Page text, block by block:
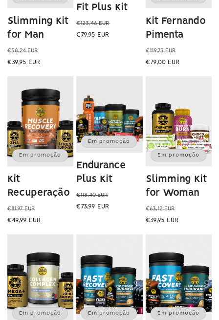
Slimming Kit
for Man
Preço
normal
€58,24 EUR
€39,95 EUR
Fit Plus Kit
Preço
normal
€123,46 EUR
€79,95 EUR
Kit Fernando
Pimenta
Preço
normal
€119,73 EUR
€79,00 EUR
Em promoção
Kit
Recuperação
Preço
normal
€81,97 EUR
€49,99 EUR
Em promoção
Endurance
Plus Kit
Preço
normal
€118,40 EUR
€73,99 EUR
Em promoção
Slimming Kit
for Woman
Preço
normal
€63,12 EUR
€39,95 EUR
Em promoção Em promoção Em promoção